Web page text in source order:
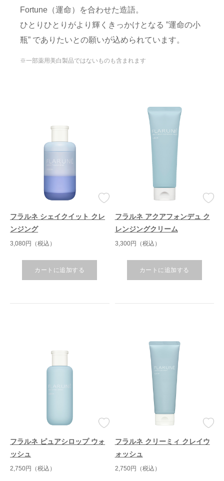
Fortune（運命）を合わせた造語。
ひとりひとりがより輝くきっかけとなる ”運命の小
瓶” でありたいとの願いが込められています。
※一部薬用美白製品ではないものも含まれます
フラルネ シェイクイット クレ
ンジング
3,080円（税込）
カートに追加する
フラルネ アクアフォンデュ ク
レンジングクリーム
3,300円（税込）
カートに追加する
フラルネ ピュアシロップ ウォ
ッシュ
2,750円（税込）
フラルネ クリーミィ クレイウ
ォッシュ
2,750円（税込）